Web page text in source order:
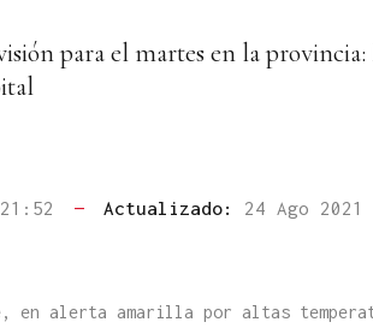
para el martes en la
— Actualizado: 24 Ago
en alerta amarilla por altas